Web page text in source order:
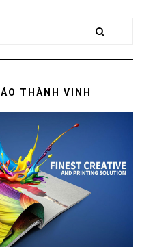
THÀNH VINH